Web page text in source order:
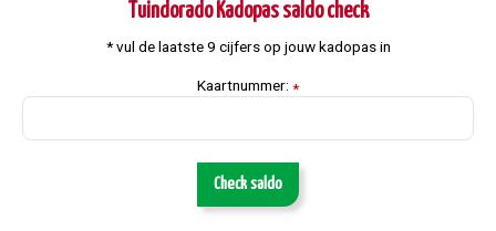
Tuindorado Kadopas saldo check
* vul de laatste 9 cijfers op jouw kadopas in
Kaartnummer: *
Check saldo